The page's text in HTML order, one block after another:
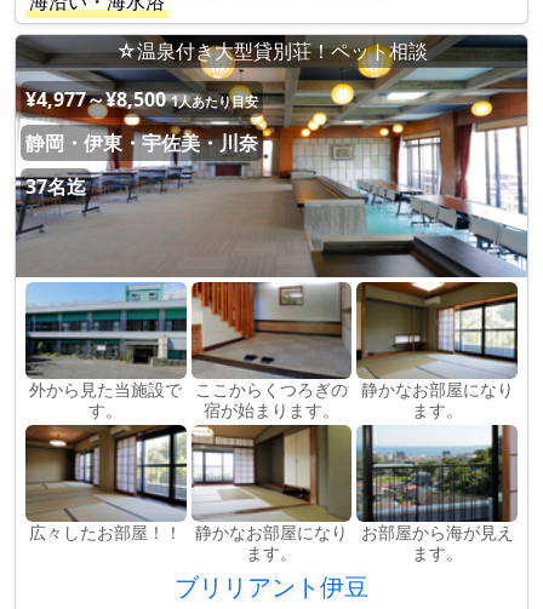
☆温泉付き大型貸別荘！ペット相談
¥4,977～¥8,500 1人あたり目安
静岡・伊東・宇佐美・川奈
37名迄
外から見た当施設で
す。
ここからくつろぎの
宿が始まります。
静かなお部屋になり
ます。
広々したお部屋！！
静かなお部屋になり
ます。
お部屋から海が見え
ます。
ブリリアント伊豆